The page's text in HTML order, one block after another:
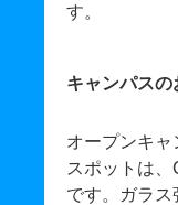
す。
キャンパスの
オープンキ
スポットは、
です。ガラ